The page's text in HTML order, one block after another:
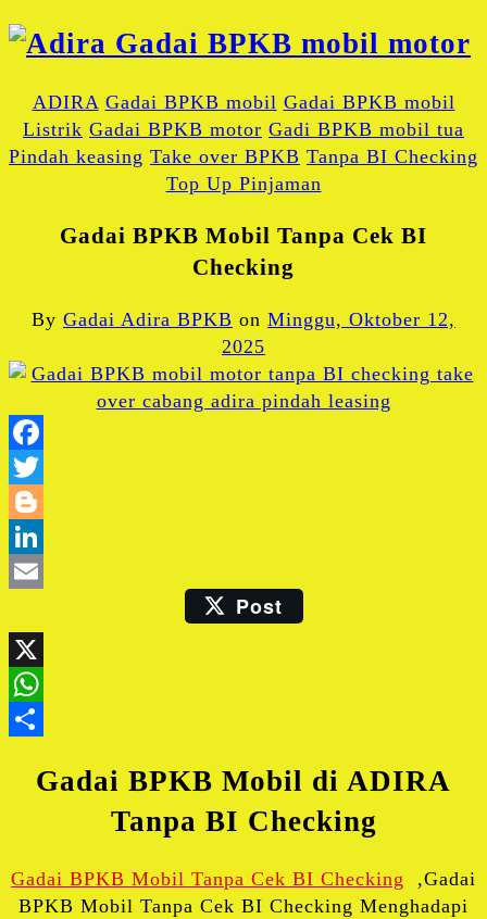
ADIRA Gadai BPKB mobil Gadai BPKB mobil
Listrik Gadai BPKB motor Gadi BPKB mobil tua
Pindah keasing Take over BPKB Tanpa BI Checking
Top Up Pinjaman
Gadai BPKB Mobil Tanpa Cek BI
Checking
By Gadai Adira BPKB on Minggu, Oktober 12,
2025
Email Post
Gadai BPKB Mobil di ADIRA
Tanpa BI Checking
Gadai BPKB Mobil Tanpa Cek BI Checking ,Gadai
BPKB Mobil Tanpa Cek BI Checking Menghadapi